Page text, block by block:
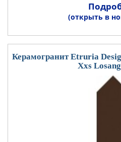
(открыть в
Керамогранит Etruria
Xxs